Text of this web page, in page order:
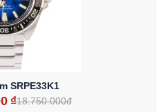
SRPE33K1
₫18.750.000đ